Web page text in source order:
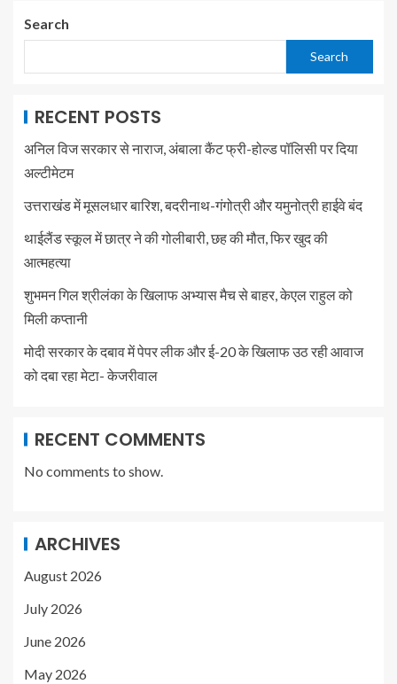
Search
Search
RECENT POSTS
अनिल विज सरकार से नाराज, अंबाला कैंट फ्री-होल्ड पॉलिसी पर दिया
अल्टीमेटम
उत्तराखंड में मूसलधार बारिश, बदरीनाथ-गंगोत्री और यमुनोत्री हाईवे बंद
थाईलैंड स्कूल में छात्र ने की गोलीबारी, छह की मौत, फिर खुद की
आत्महत्या
शुभमन गिल श्रीलंका के खिलाफ अभ्यास मैच से बाहर, केएल राहुल को
मिली कप्तानी
मोदी सरकार के दबाव में पेपर लीक और ई-20 के खिलाफ उठ रही आवाज
को दबा रहा मेटा- केजरीवाल
RECENT COMMENTS
No comments to show.
ARCHIVES
August 2026
July 2026
June 2026
May 2026